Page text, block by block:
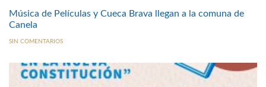
Música de Películas y Cueca Brava llegan a la comuna de
Canela
SIN COMENTARIOS